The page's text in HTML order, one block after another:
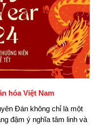
hóa Việt Nam
Đán không chỉ là một
đậm ý nghĩa tâm linh và